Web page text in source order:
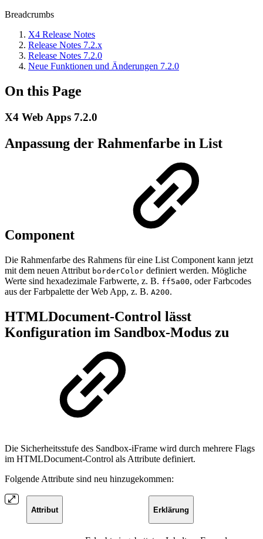
Breadcrumbs
X4 Release Notes
Release Notes 7.2.x
Release Notes 7.2.0
Neue Funktionen und Änderungen 7.2.0
On this Page
X4 Web Apps 7.2.0
Anpassung der Rahmenfarbe in List
Component
Die Rahmenfarbe des Rahmens für eine List Component kann jetzt
mit dem neuen Attribut borderColor definiert werden. Mögliche
Werte sind hexadezimale Farbwerte, z. B. ff5a00, oder Farbcodes
aus der Farbpalette der Web App, z. B. A200.
HTMLDocument-Control lässt
Konfiguration im Sandbox-Modus zu
Die Sicherheitsstufe des Sandbox-iFrame wird durch mehrere Flags
im HTMLDocument-Control als Attribute definiert.
Folgende Attribute sind neu hinzugekommen:
Attribut Erklärung